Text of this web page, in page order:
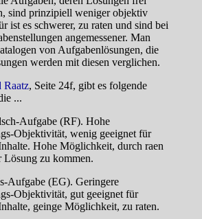
sind prinzipiell weniger objektiv
ist es schwerer, zu raten und sind bei
angemessener. Man
von Aufgabenlösungen, die
werden mit diesen verglichen.
Raatz, Seite 24f, gibt es folgende
...
Aufgabe (RF). Hohe
Objektivität, wenig geeignet für
Hohe Möglichkeit, durch raen
Lösung zu kommen.
Aufgabe (EG). Geringere
Objektivität, gut geeignet für
geinge Möglichkeit, zu raten.